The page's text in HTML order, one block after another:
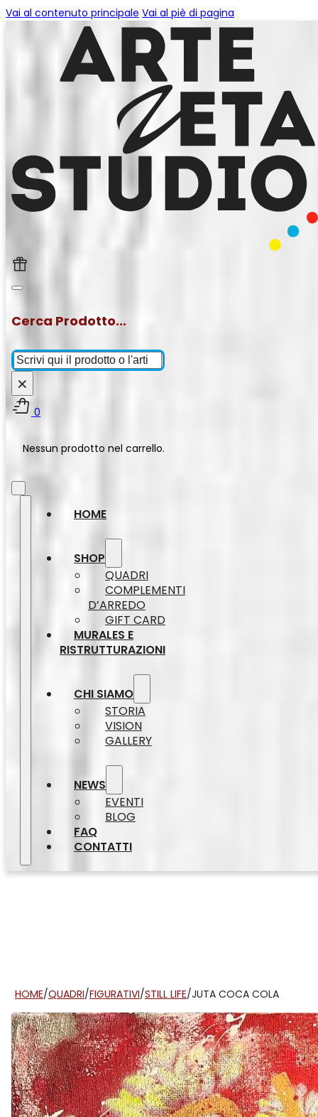
Vai al contenuto principale Vai al piè di pagina
Cerca Prodotto...
Cerca
×
0
Nessun prodotto nel carrello.
HOME
SHOP
QUADRI
COMPLEMENTI
D’ARREDO
GIFT CARD
MURALES E
RISTRUTTURAZIONI
CHI SIAMO
STORIA
VISION
GALLERY
NEWS
EVENTI
BLOG
FAQ
CONTATTI
HOME/QUADRI/FIGURATIVI/STILL LIFE/JUTA COCA COLA